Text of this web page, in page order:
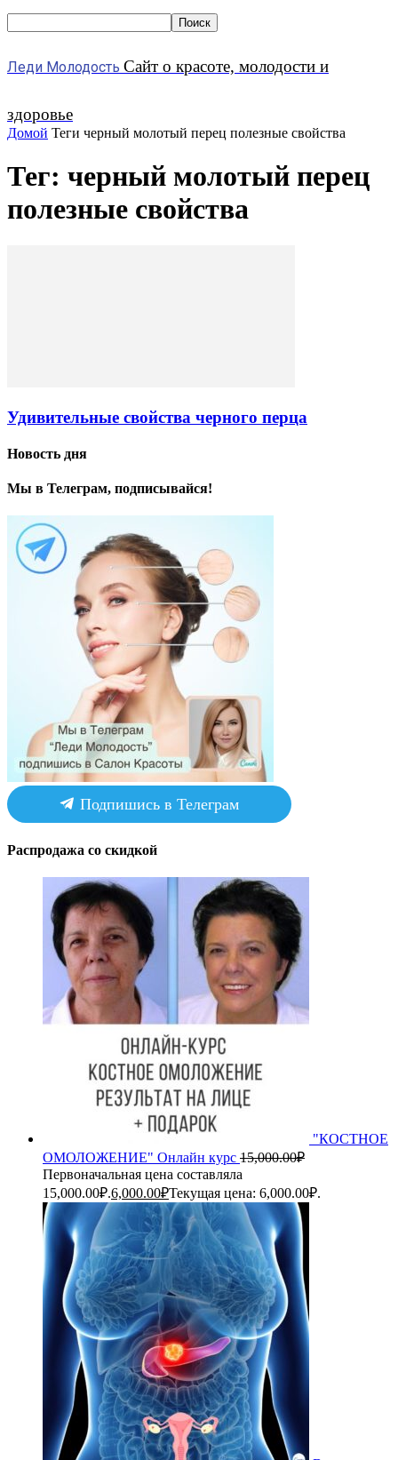
Леди Молодость Сайт о красоте, молодости и
здоровье
Домой Теги черный молотый перец полезные свойства
Тег: черный молотый перец
полезные свойства
Удивительные свойства черного перца
Новость дня
Мы в Телеграм, подписывайся!
Подпишись в Телеграм
Распродажа со скидкой
"КОСТНОЕ
ОМОЛОЖЕНИЕ" Онлайн курс 15,000.00₽
Первоначальная цена составляла
15,000.00₽.6,000.00₽Текущая цена: 6,000.00₽.